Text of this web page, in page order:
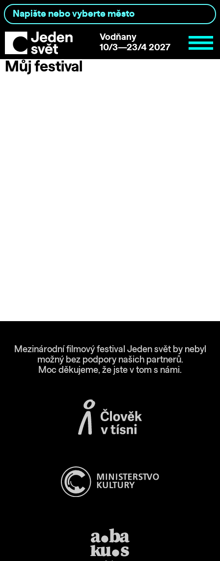
Vodňany
10/3—23/4 2027
Můj festival
Mezinárodní filmový festival Jeden svět by nebyl
možný bez podpory našich partnerů.
Moc děkujeme, že jste v tom s námi.